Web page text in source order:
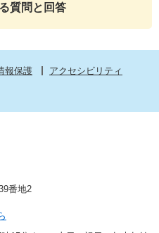
質問と回答
報保護
アクセシビリティ
番地2